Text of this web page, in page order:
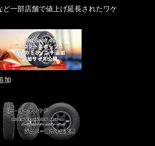
ど一部店舗で値上げ延長されたワケ
加